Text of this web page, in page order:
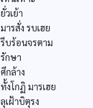
ยั่วเย้า
มารสั่ง รบเฮย
รีบร้อนจรตาม
รักษา
ศึกล้าง
ทั้งโกฏิ มารเฮย
ลุเฝ้าบิตุรง